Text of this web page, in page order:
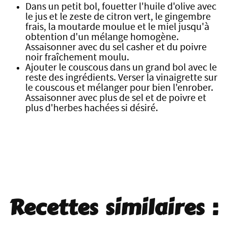
Dans un petit bol, fouetter l'huile d'olive avec
le jus et le zeste de citron vert, le gingembre
frais, la moutarde moulue et le miel jusqu'à
obtention d'un mélange homogène.
Assaisonner avec du sel casher et du poivre
noir fraîchement moulu.
Ajouter le couscous dans un grand bol avec le
reste des ingrédients. Verser la vinaigrette sur
le couscous et mélanger pour bien l'enrober.
Assaisonner avec plus de sel et de poivre et
plus d'herbes hachées si désiré.
Recettes similaires :